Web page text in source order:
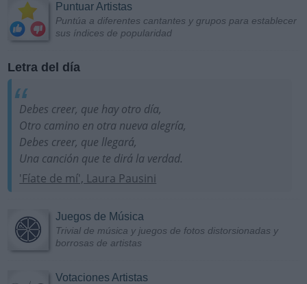
Puntuar Artistas
Puntúa a diferentes cantantes y grupos para establecer
sus índices de popularidad
Letra del día
Debes creer, que hay otro día,
Otro camino en otra nueva alegría,
Debes creer, que llegará,
Una canción que te dirá la verdad.
'Fíate de mí', Laura Pausini
Juegos de Música
Trivial de música y juegos de fotos distorsionadas y
borrosas de artistas
Votaciones Artistas